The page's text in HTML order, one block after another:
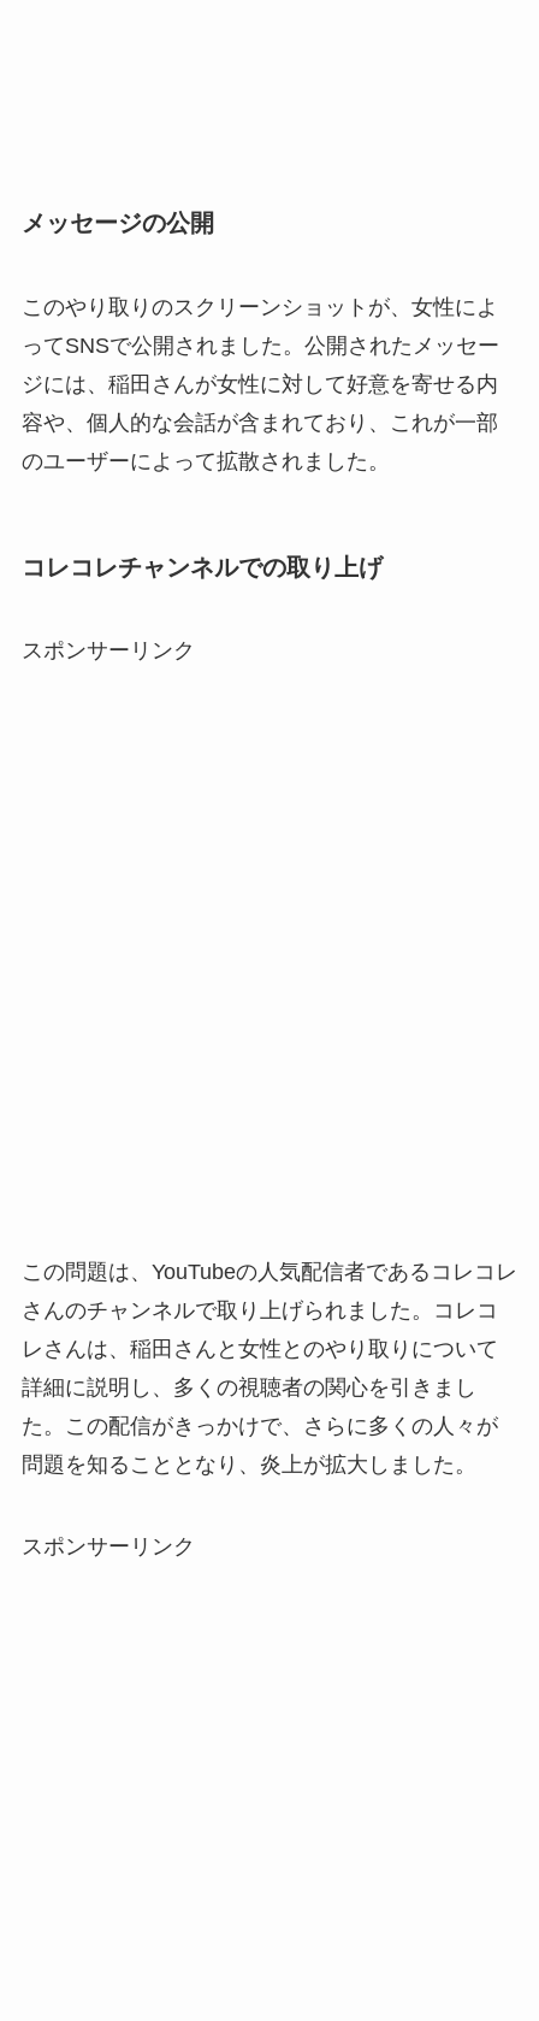
メッセージの公開
このやり取りのスクリーンショットが、女性によ
ってSNSで公開されました。公開されたメッセー
ジには、稲田さんが女性に対して好意を寄せる内
容や、個人的な会話が含まれており、これが一部
のユーザーによって拡散されました。
コレコレチャンネルでの取り上げ
スポンサーリンク
この問題は、YouTubeの人気配信者であるコレコレ
さんのチャンネルで取り上げられました。コレコ
レさんは、稲田さんと女性とのやり取りについて
詳細に説明し、多くの視聴者の関心を引きまし
た。この配信がきっかけで、さらに多くの人々が
問題を知ることとなり、炎上が拡大しました。
スポンサーリンク